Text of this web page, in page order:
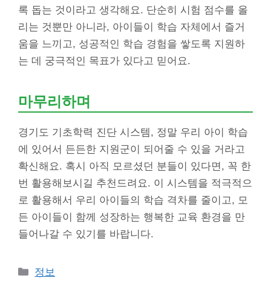
록 돕는 것이라고 생각해요. 단순히 시험 점수를 올
리는 것뿐만 아니라, 아이들이 학습 자체에서 즐거
움을 느끼고, 성공적인 학습 경험을 쌓도록 지원하
는 데 궁극적인 목표가 있다고 믿어요.
마무리하며
경기도 기초학력 진단 시스템, 정말 우리 아이 학습
에 있어서 든든한 지원군이 되어줄 수 있을 거라고
확신해요. 혹시 아직 모르셨던 분들이 있다면, 꼭 한
번 활용해보시길 추천드려요. 이 시스템을 적극적으
로 활용해서 우리 아이들의 학습 격차를 줄이고, 모
든 아이들이 함께 성장하는 행복한 교육 환경을 만
들어나갈 수 있기를 바랍니다.
Categories
정보